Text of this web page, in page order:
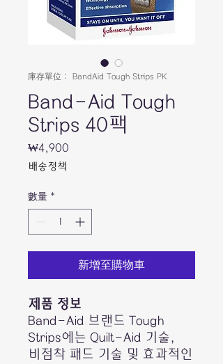
庫存單位： BandAid Tough Strips PK
Band-Aid Tough
Strips 40팩
₩4,900
배송정책
數量 *
新增至購物車
제품 정보
Band-Aid 브랜드 Tough
Strips에는 Quilt-Aid 기술,
비점착 패드 기술 및 효과적인